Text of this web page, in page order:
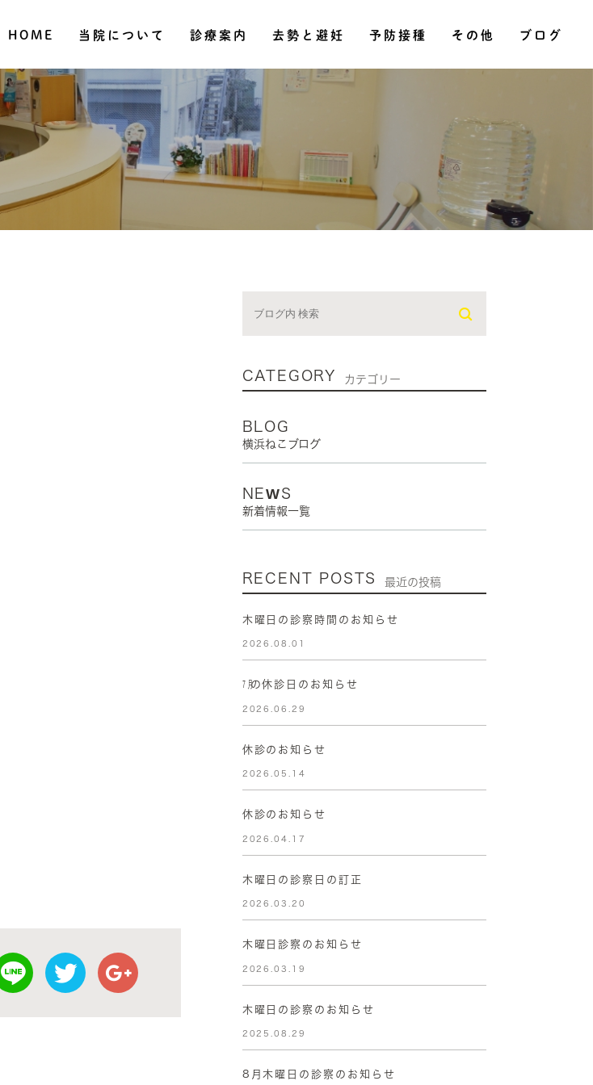
HOME 当院について 診療案内 去勢と避妊 予防接種 その他 ブログ
CATEGORY カテゴリー
BLOG
横浜ねこブログ
NEWS
新着情報一覧
RECENT POSTS 最近の投稿
木曜日の診察時間のお知らせ
2026.08.01
㋆の休診日のお知らせ
2026.06.29
休診のお知らせ
2026.05.14
休診のお知らせ
2026.04.17
木曜日の診察日の訂正
2026.03.20
木曜日診察のお知らせ
2026.03.19
木曜日の診察のお知らせ
2025.08.29
8月木曜日の診察のお知らせ